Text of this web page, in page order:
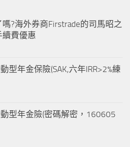
?海外券商Firstrade的司馬昭之
續費優惠
型年金保險(SAK,六年IRR>2%練
型年金險(密碼解密，160605